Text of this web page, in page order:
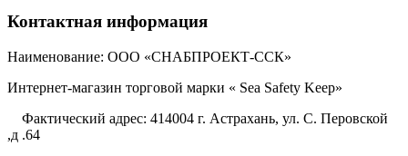
Контактная информация
Наименование: ООО «СНАБПРОЕКТ-ССК»
Интернет-магазин торговой марки « Sea Safety Keep»
Фактический адрес: 414004 г. Астрахань, ул. С. Перовской
,д .64